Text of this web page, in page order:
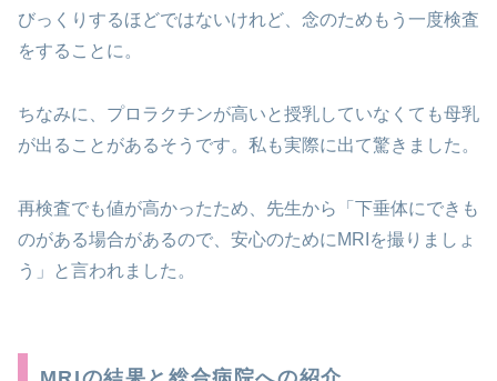
びっくりするほどではないけれど、念のためもう一度検査
をすることに。
ちなみに、プロラクチンが高いと授乳していなくても母乳
が出ることがあるそうです。私も実際に出て驚きました。
再検査でも値が高かったため、先生から「下垂体にできも
のがある場合があるので、安心のためにMRIを撮りましょ
う」と言われました。